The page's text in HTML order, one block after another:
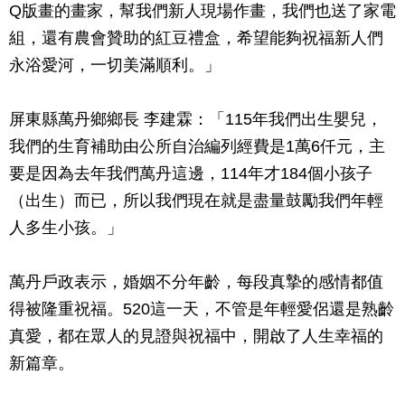
Q版畫的畫家，幫我們新人現場作畫，我們也送了家電
組，還有農會贊助的紅豆禮盒，希望能夠祝福新人們
永浴愛河，一切美滿順利。」
屏東縣萬丹鄉鄉長 李建霖：「115年我們出生嬰兒，
我們的生育補助由公所自治編列經費是1萬6仟元，主
要是因為去年我們萬丹這邊，114年才184個小孩子
（出生）而已，所以我們現在就是盡量鼓勵我們年輕
人多生小孩。」
萬丹戶政表示，婚姻不分年齡，每段真摯的感情都值
得被隆重祝福。520這一天，不管是年輕愛侶還是熟齡
真愛，都在眾人的見證與祝福中，開啟了人生幸福的
新篇章。